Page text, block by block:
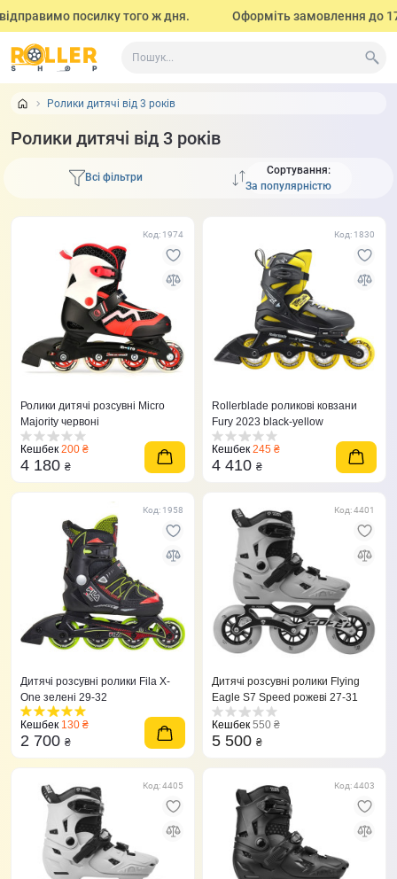
посилку того ж дня. Оформіть замовлення до 17:00
Ролики дитячі від 3 років
Ролики дитячі від 3 років
Всі фільтри
Сортування:
Код: 1974
Ролики дитячі розсувні Micro
Majority червоні
Кешбек 200 ₴
4 180 ₴
Код: 1830
Rollerblade роликові ковзани
Fury 2023 black-yellow
Кешбек 245 ₴
4 410 ₴
Код: 1958
Дитячі розсувні ролики Fila X-
One зелені 29-32
Кешбек 130 ₴
2 700 ₴
Код: 4401
Дитячі розсувні ролики Flying
Eagle S7 Speed рожеві 27-31
Кешбек 550 ₴
5 500 ₴
Код: 4405 Код: 4403